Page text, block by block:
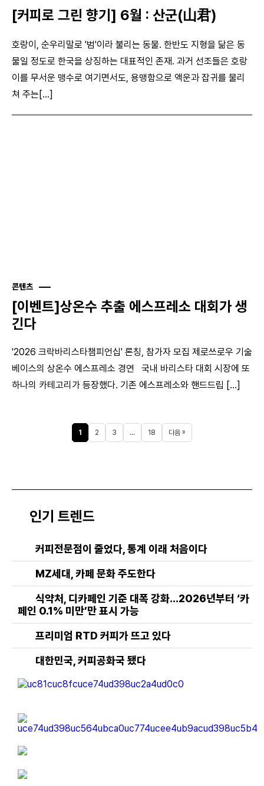
[커피로 그린 향기] 6월 : 산군(山君)
호랑이, 순우리말로 '범'이라 불리는 동물. 한반도 지형을 닮은 동
물일 정도로 한국을 상징하는 대표적인 존재. 과거 선조들은 호랑
이를 무서운 맹수로 여기면서도, 용맹함으로 액운과 잡귀를 물리
쳐 주는[...]
콘텐츠
[이벤트]상온수 추출 에스프레소 대회가 생
긴다
'2026 크락바리스타챔피언십' 론칭, 참가자 모집 제로쓰로우 기술
베이스의 상온수 에스프레소 경연 국내 바리스타 대회 시장에 또
하나의 카테고리가 등장했다. 기존 에스프레소와 핸드드립 [...]
1 2 3 … 18 다음 »
인기 트렌드
커피전문점이 줄었다, 통계 이래 처음이다
MZ세대, 카페 문화 주도한다
식약처, 디카페인 기준 대폭 강화…2026년부터 ‘카
페인 0.1% 미만’만 표시 가능
프리미엄 RTD 커피가 뜨고 있다
대한민국, 커피공화국 됐다